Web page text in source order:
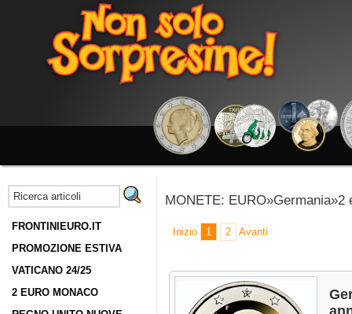
FRONTINIEURO.IT
PROMOZIONE ESTIVA
VATICANO 24/25
2 EURO MONACO
MONETE:
Inizio 1 2 Avanti